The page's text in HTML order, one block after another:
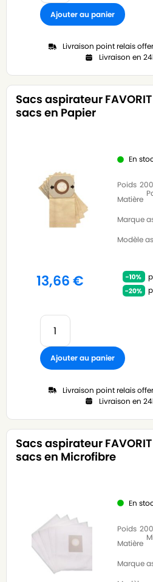
Ajouter au panier
Livraison point relais
Livraison en
Sacs aspirateur
sacs en Papier
En
Poids
Matière
Marque
Modèle
13,66€
Ajouter au panier
Livraison point relais
Livraison en
Sacs aspirateur
sacs en Microfibre
En
Poids
Matière
Marque